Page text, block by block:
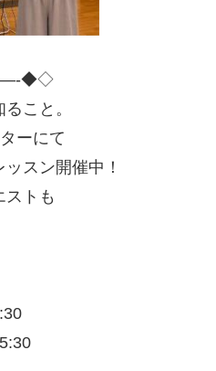
◆◇
こと。
ーにて
スン開催中！
ストも